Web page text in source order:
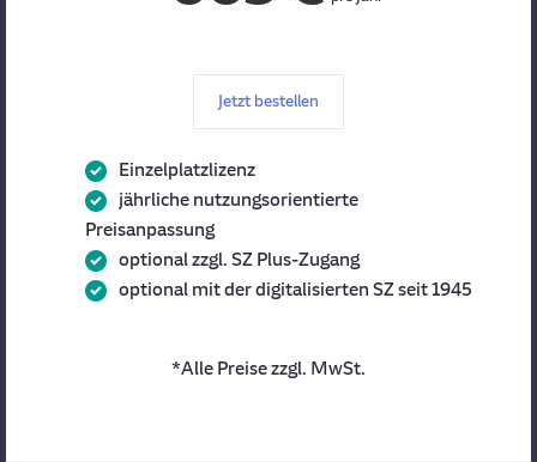
Jetzt bestellen
Einzelplatzlizenz
jährliche nutzungsorientierte
Preisanpassung
optional zzgl. SZ Plus-Zugang
optional mit der digitalisierten SZ seit 1945
*Alle Preise zzgl. MwSt.